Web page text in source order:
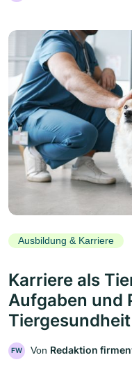
Ausbildung & Karriere
Karriere als
Aufgaben und
Tiergesundheit
FW Von Redaktion